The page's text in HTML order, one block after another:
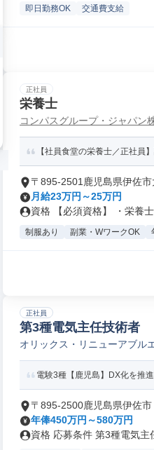
即日勤務OK 交通費支給
正社員
栄養士
コンパスグループ・ジャパン
【社員食堂の栄養士／正社員
〒895-2501鹿児島県伊佐市
月給23万円～25万円
資格 【必須資格】 ・栄養
制服あり 副業・WワークOK
正社員
第3種電気主任技術者
オリックス・リニューアブル
電験3種【鹿児島】DX化を推
〒895-2500鹿児島県伊佐市
年俸450万円～580万円
資格 応募条件 第3種電気